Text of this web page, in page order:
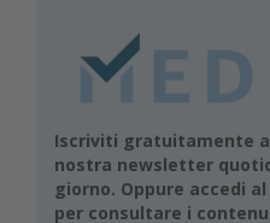
Iscriviti gratuitamente
nostra newsletter
giorno. Oppure accedi
per consultare i